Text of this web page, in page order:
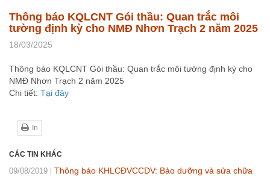
Thông báo KQLCNT Gói thầu: Quan trắc môi
tường định kỳ cho NMĐ Nhơn Trạch 2 năm 2025
18/03/2025
Thông báo KQLCNT Gói thầu: Quan trắc môi tường định kỳ cho
NMĐ Nhơn Trạch 2 năm 2025
Chi tiết: Tại đây
In
CÁC TIN KHÁC
09/08/2019
Thông báo KHLCĐVCCDV: Bảo dưỡng và sửa chữa